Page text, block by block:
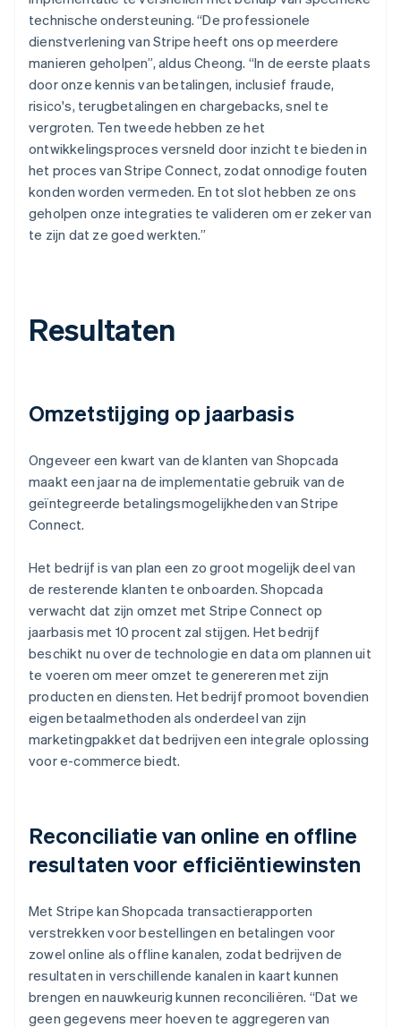
technische ondersteuning. “De professionele
dienstverlening van Stripe heeft ons op meerdere
manieren geholpen”, aldus Cheong. “In de eerste plaats
door onze kennis van betalingen, inclusief fraude,
risico's, terugbetalingen en chargebacks, snel te
vergroten. Ten tweede hebben ze het
ontwikkelingsproces versneld door inzicht te bieden in
het proces van Stripe Connect, zodat onnodige fouten
konden worden vermeden. En tot slot hebben ze ons
geholpen onze integraties te valideren om er zeker van
te zijn dat ze goed werkten.”
Resultaten
Omzetstijging op jaarbasis
Ongeveer een kwart van de klanten van Shopcada
maakt een jaar na de implementatie gebruik van de
geïntegreerde betalingsmogelijkheden van Stripe
Connect.
Het bedrijf is van plan een zo groot mogelijk deel van
de resterende klanten te onboarden. Shopcada
verwacht dat zijn omzet met Stripe Connect op
jaarbasis met 10 procent zal stijgen. Het bedrijf
beschikt nu over de technologie en data om plannen uit
te voeren om meer omzet te genereren met zijn
producten en diensten. Het bedrijf promoot bovendien
eigen betaalmethoden als onderdeel van zijn
marketingpakket dat bedrijven een integrale oplossing
voor e-commerce biedt.
Reconciliatie van online en offline
resultaten voor efficiëntiewinsten
Met Stripe kan Shopcada transactierapporten
verstrekken voor bestellingen en betalingen voor
zowel online als offline kanalen, zodat bedrijven de
resultaten in verschillende kanalen in kaart kunnen
brengen en nauwkeurig kunnen reconciliëren. “Dat we
geen gegevens meer hoeven te aggregeren van